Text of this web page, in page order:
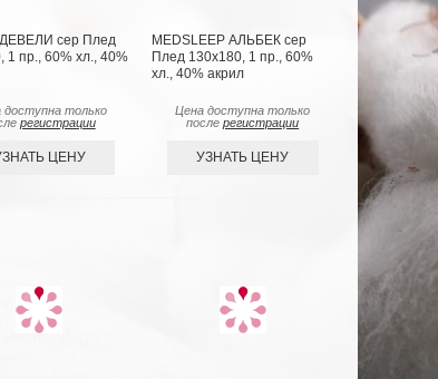
ДЕВЕЛИ сер Плед
1 пр., 60% хл., 40%
доступна только
регистрации
ЦЕНУ
MEDSLEEP АЛЬБЕК сер
Плед 130x180, 1 пр., 60%
хл., 40% акрил
Цена доступна только
послерегистрации
УЗНАТЬ ЦЕНУ